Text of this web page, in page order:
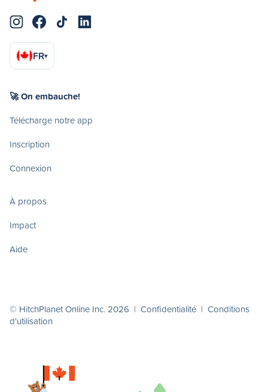
FR▾
🚀 On embauche!
Télécharge notre app
Inscription
Connexion
À propos
Impact
Aide
© HitchPlanet Online Inc. 2026 | Confidentialité | Conditions
d'utilisation